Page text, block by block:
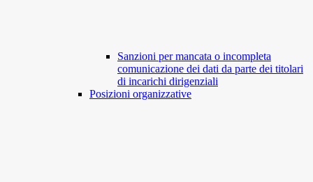
Sanzioni per mancata o incompleta
comunicazione dei dati da parte dei titolari
di incarichi dirigenziali
Posizioni organizzative